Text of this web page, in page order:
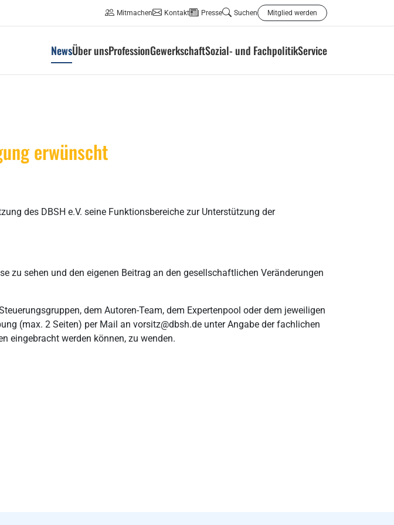
Mitmachen Kontakt Presse Suchen Mitglied werden
NewsÜber unsProfessionGewerkschaftSozial- und FachpolitikService
erwünscht
des DBSH e.V. seine Funktionsbereiche zur Unterstützung der
zu sehen und den eigenen Beitrag an den gesellschaftlichen Veränderungen
dem Autoren-Team, dem Expertenpool oder dem jeweiligen
(max. 2 Seiten) per Mail an vorsitz@dbsh.de unter Angabe der fachlichen
eingebracht werden können, zu wenden.